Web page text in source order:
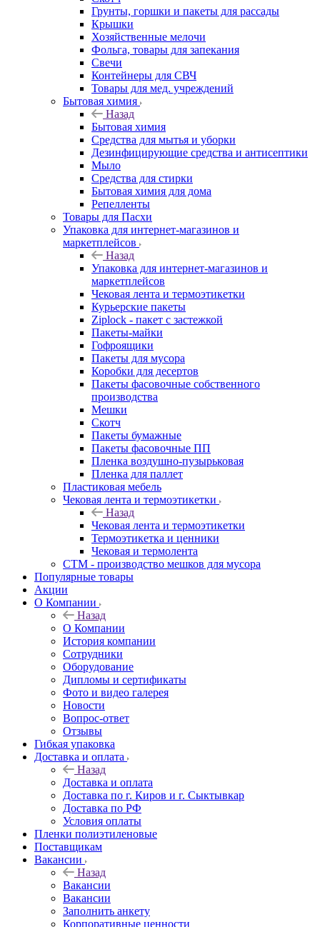
Грунты, горшки и пакеты для рассады
Крышки
Хозяйственные мелочи
Фольга, товары для запекания
Свечи
Контейнеры для СВЧ
Товары для мед. учреждений
Бытовая химия
Назад
Бытовая химия
Средства для мытья и уборки
Дезинфицирующие средства и антисептики
Мыло
Средства для стирки
Бытовая химия для дома
Репелленты
Товары для Пасхи
Упаковка для интернет-магазинов и
маркетплейсов
Назад
Упаковка для интернет-магазинов и
маркетплейсов
Чековая лента и термоэтикетки
Курьерские пакеты
Ziplock - пакет с застежкой
Пакеты-майки
Гофроящики
Пакеты для мусора
Коробки для десертов
Пакеты фасовочные собственного
производства
Мешки
Скотч
Пакеты бумажные
Пакеты фасовочные ПП
Пленка воздушно-пузырьковая
Пленка для паллет
Пластиковая мебель
Чековая лента и термоэтикетки
Назад
Чековая лента и термоэтикетки
Термоэтикетка и ценники
Чековая и термолента
СТМ - производство мешков для мусора
Популярные товары
Акции
О Компании
Назад
О Компании
История компании
Сотрудники
Оборудование
Дипломы и сертификаты
Фото и видео галерея
Новости
Вопрос-ответ
Отзывы
Гибкая упаковка
Доставка и оплата
Назад
Доставка и оплата
Доставка по г. Киров и г. Сыктывкар
Доставка по РФ
Условия оплаты
Пленки полиэтиленовые
Поставщикам
Вакансии
Назад
Вакансии
Вакансии
Заполнить анкету
Корпоративные ценности